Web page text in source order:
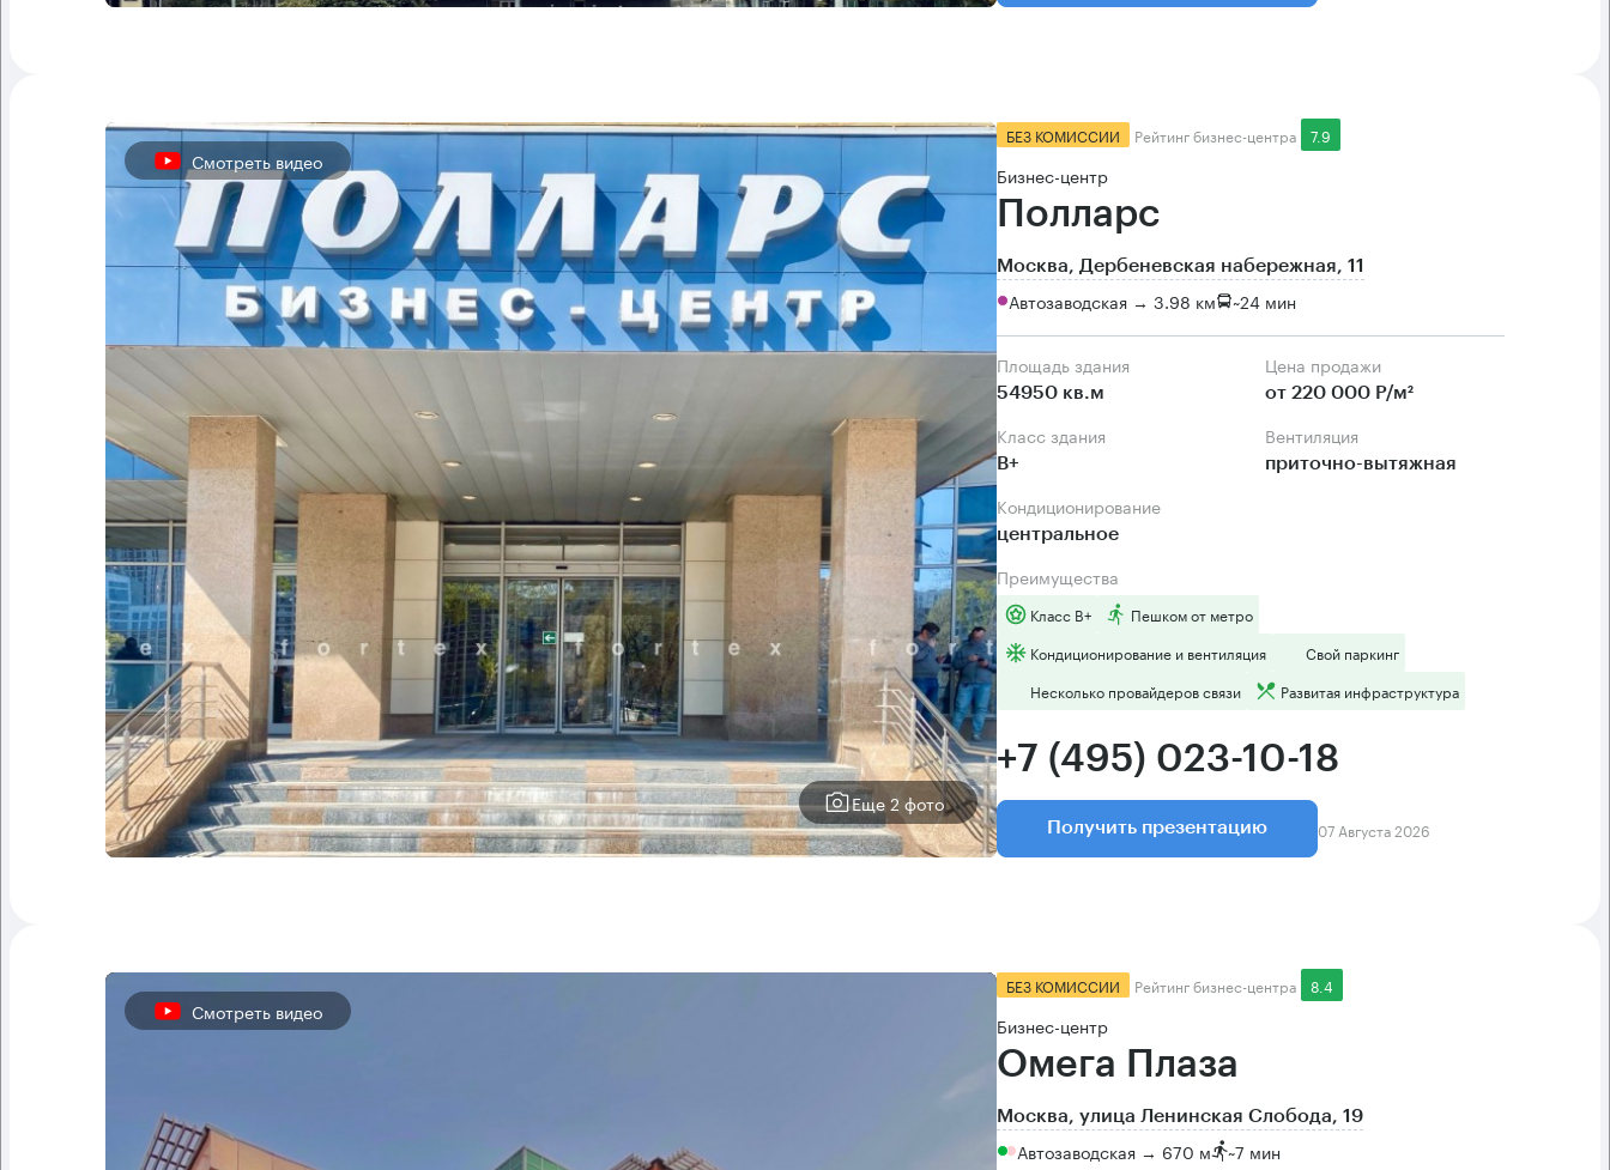
Смотреть видео
Еще 2 фото
БЕЗ КОМИССИИ Рейтинг бизнес-центра 7.9
Бизнес-центр
Полларс
Москва, Дербеневская набережная, 11
Автозаводская → 3.98 км ~24 мин
Площадь здания
54950 кв.м
Цена продажи
от 220 000 Р/м²
Класс здания
B+
Вентиляция
приточно-вытяжная
Кондиционирование
центральное
Преимущества
Класс B+
Пешком от метро
Кондиционирование и вентиляция
Свой паркинг
Несколько провайдеров связи
Развитая инфраструктура
+7 (495) 023-10-18
Получить презентацию 07 Августа 2026
Смотреть видео
БЕЗ КОМИССИИ Рейтинг бизнес-центра 8.4
Бизнес-центр
Омега Плаза
Москва, улица Ленинская Слобода, 19
Автозаводская → 670 м ~7 мин